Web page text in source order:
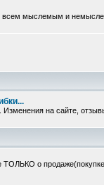
всем мыслемым и
на сайте,
о